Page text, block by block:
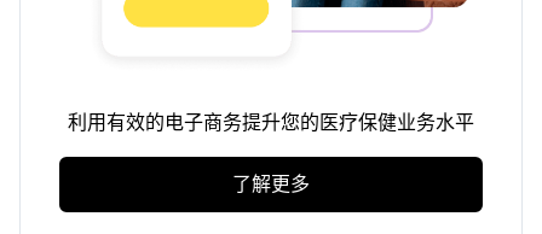
利用有效的电子商务提升您的医疗保健业务水平
了解更多